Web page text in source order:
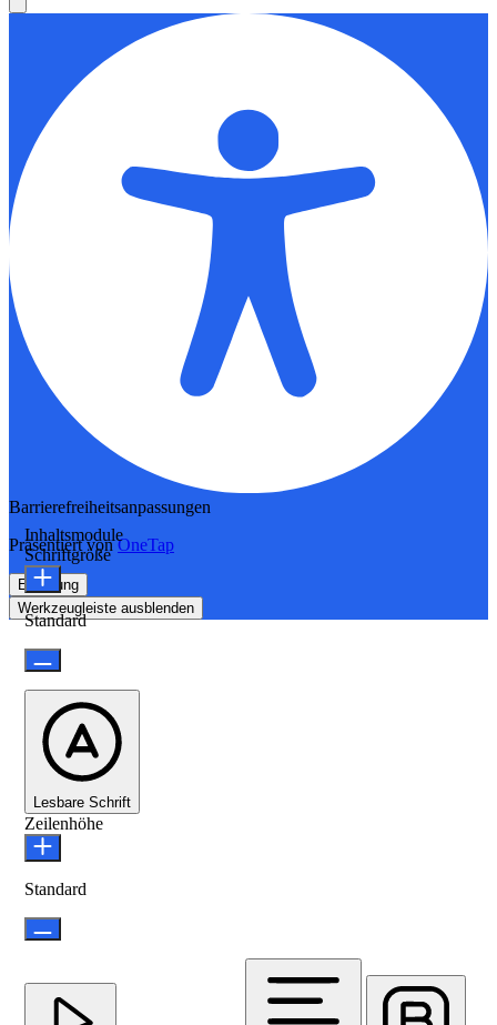
Barrierefreiheitsanpassungen
Präsentiert vonOneTap
Erklärung
Werkzeugleiste ausblenden
Inhaltsmodule
Schriftgröße
Standard
Lesbare Schrift
Zeilenhöhe
Standard